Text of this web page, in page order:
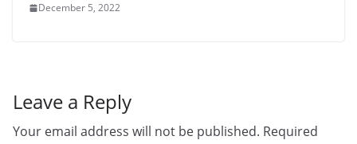
December 5, 2022
Leave a Reply
Your email address will not be published. Required